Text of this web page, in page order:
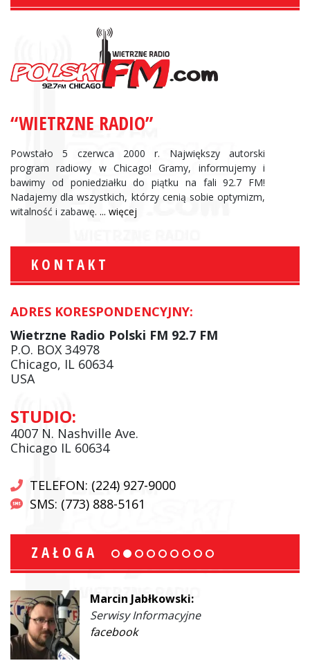
“WIETRZNE RADIO”
Powstało 5 czerwca 2000 r. Największy autorski
program radiowy w Chicago! Gramy, informujemy i
bawimy od poniedziałku do piątku na fali 92.7 FM!
Nadajemy dla wszystkich, którzy cenią sobie optymizm,
witalność i zabawę. ... więcej
KONTAKT
ADRES KORESPONDENCYJNY:
Wietrzne Radio Polski FM 92.7 FM
P.O. BOX 34978
Chicago, IL 60634
USA
STUDIO:
4007 N. Nashville Ave.
Chicago IL 60634
TELEFON: (224) 927-9000
SMS: (773) 888-5161
ZAŁOGA
Marcin Jabłkowski:
Serwisy Informacyjne
facebook